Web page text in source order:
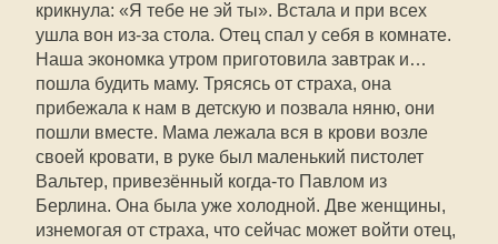
крикнула: «Я тебе не эй ты». Встала и при всех
ушла вон из-за стола. Отец спал у себя в комнате.
Наша экономка утром приготовила завтрак и…
пошла будить маму. Трясясь от страха, она
прибежала к нам в детскую и позвала няню, они
пошли вместе. Мама лежала вся в крови возле
своей кровати, в руке был маленький пистолет
Вальтер, привезённый когда-то Павлом из
Берлина. Она была уже холодной. Две женщины,
изнемогая от страха, что сейчас может войти отец,